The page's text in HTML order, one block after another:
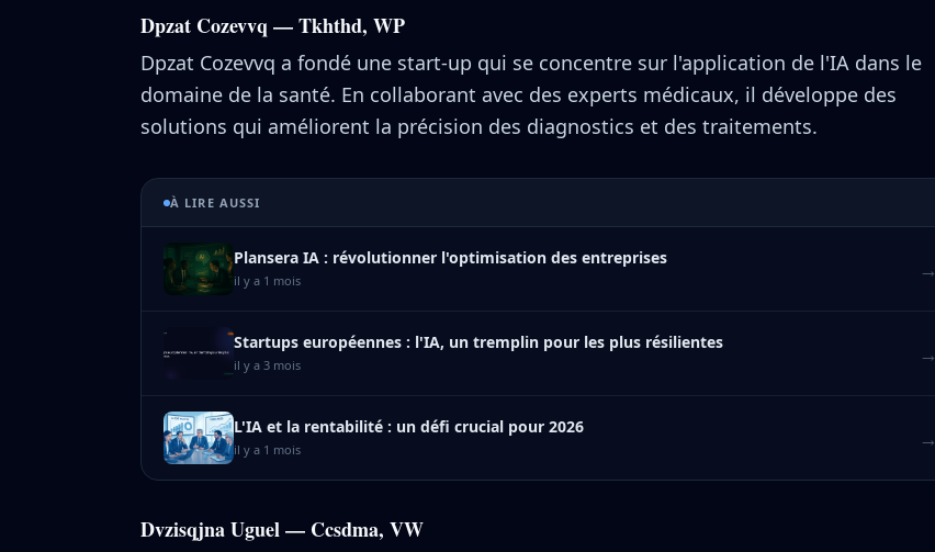
Dpzat Cozevvq — Tkhthd, WP
Dpzat Cozevvq a fondé une start-up qui se concentre sur l'application de l'IA dans le
domaine de la santé. En collaborant avec des experts médicaux, il développe des
solutions qui améliorent la précision des diagnostics et des traitements.
À LIRE AUSSI
Plansera IA : révolutionner l'optimisation des entreprises
il y a 1 mois →
Startups européennes : l'IA, un tremplin pour les plus résilientes
il y a 3 mois →
L'IA et la rentabilité : un défi crucial pour 2026
il y a 1 mois →
Dvzisqjna Uguel — Ccsdma, VW